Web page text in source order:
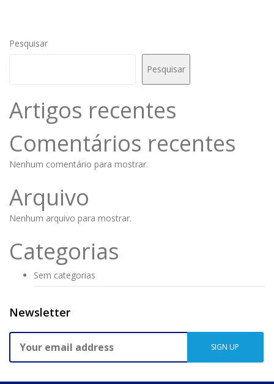
Pesquisar
Pesquisar
Artigos recentes
Comentários recentes
Nenhum comentário para mostrar.
Arquivo
Nenhum arquivo para mostrar.
Categorias
Sem categorias
Newsletter